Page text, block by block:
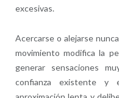
excesivas.
Acercarse o alejarse
movimiento modifica la
generar sensaciones
confianza existente y